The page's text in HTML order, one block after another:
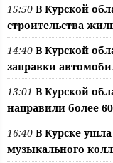
15:50 В Курской
строительства
14:40 В Курской
заправки
13:01 В Курской
направили более
16:40 В Курске
музыкального